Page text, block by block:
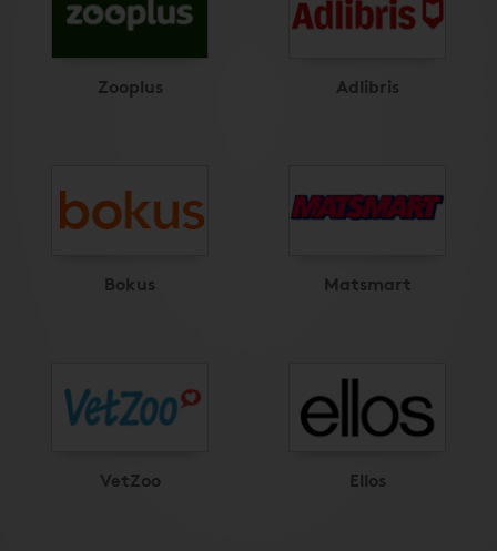
Zooplus Adlibris
Bokus Matsmart
VetZoo Ellos